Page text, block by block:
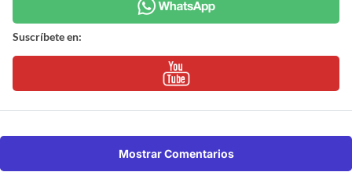
Suscríbete en:
Mostrar Comentarios